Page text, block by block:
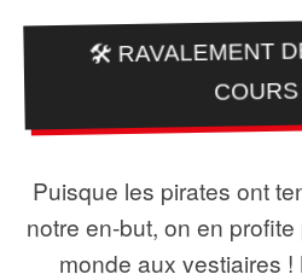
🛠️ RAVALEMENT
Puisque les pirates ont
notre en-but, on en
monde aux vestiaires